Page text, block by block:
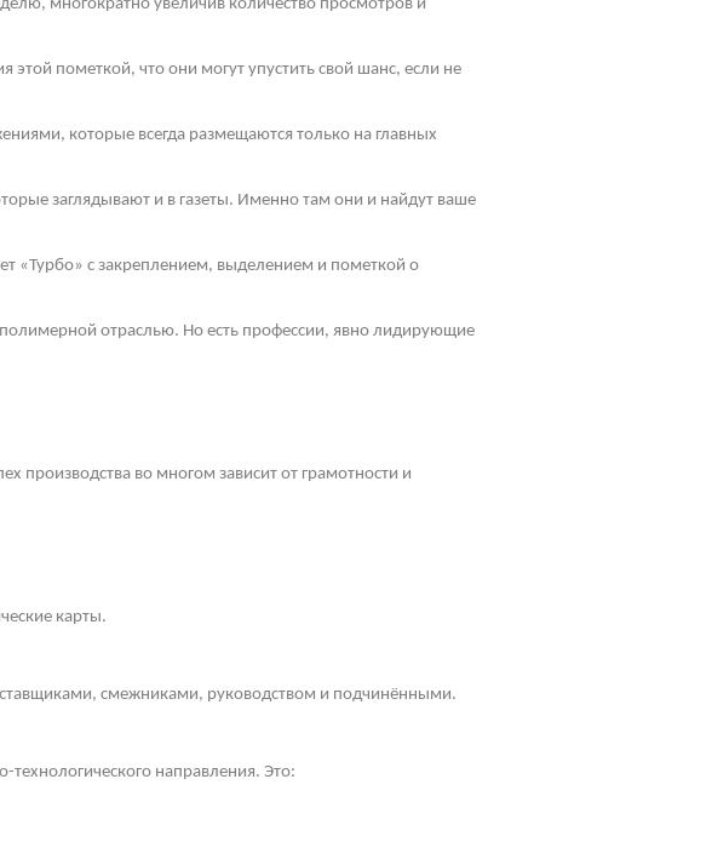
многократно увеличив количество просмотров и
пометкой, что они могут упустить свой шанс, если не
которые всегда размещаются только на главных
заглядывают и в газеты. Именно там они и найдут ваше
«Турбо» с закреплением, выделением и пометкой о
отраслью. Но есть профессии, явно лидирующие
производства во многом зависит от грамотности и
карты.
смежниками, руководством и подчинёнными.
направления. Это: